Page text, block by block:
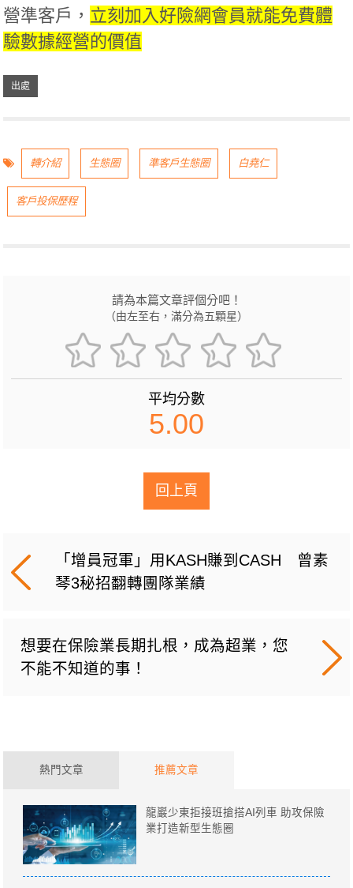
營準客戶， 立刻加入好險網會員就能免費體
驗數據經營的價值
轉介紹 生態圈 準客戶生態圈 白堯仁
客戶投保歷程
請為本篇文章評個分吧！
（由左至右，滿分為五顆星）
平均分數
5.00
回上頁
「增員冠軍」用KASH賺到CASH 曾素
琴3秘招翻轉團隊業績
想要在保險業長期扎根，成為超業，您
不能不知道的事！
熱門文章 推薦文章
龍巖少東拒接班搶搭AI列車 助攻保險
業打造新型生態圈